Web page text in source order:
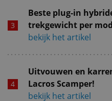
Beste plug-in
trekgewicht per
bekijk het artikel
Uitvouwen en
Lacros Scamper!
bekijk het artikel